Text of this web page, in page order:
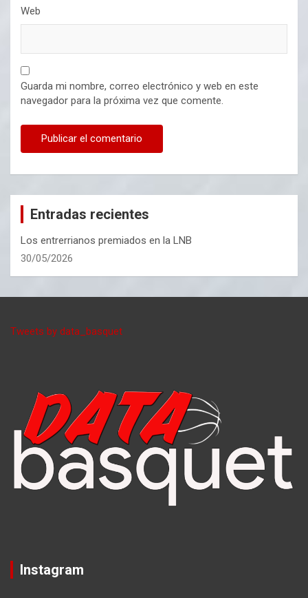
Web
Guarda mi nombre, correo electrónico y web en este
navegador para la próxima vez que comente.
Entradas recientes
Los entrerrianos premiados en la LNB
30/05/2026
Tweets by data_basquet
Instagram